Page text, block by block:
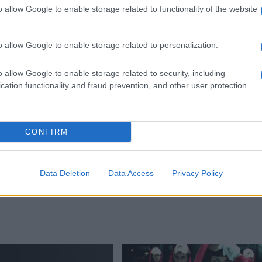
allow Google to enable storage related to functionality of the website
allow Google to enable storage related to personalization.
allow Google to enable storage related to security, including
functionality and fraud prevention, and other user protection.
CONFIRM
Data Deletion Data Access Privacy Policy
Successiva
3 anni fa